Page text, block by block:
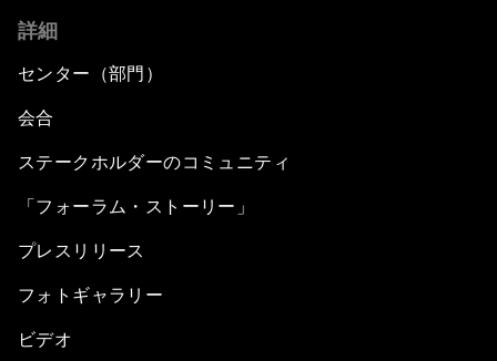
詳細
センター（部門）
会合
ステークホルダーのコミュニティ
「フォーラム・ストーリー」
プレスリリース
フォトギャラリー
ビデオ